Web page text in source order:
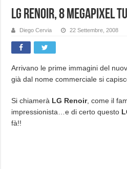
LG Renoir, 8 Megapixel
Diego Cervia 22 Settembre, 2008
Arrivano le prime immagini del
già dal nome commerciale si
Si chiamerà LG Renoir, come il
impressionista…e di certo questo
fà!!